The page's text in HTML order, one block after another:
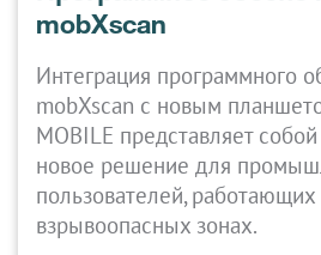
mobXscan
Интеграция программного
mobXscan с новым
MOBILE представляет
новое решение для
пользователей, работающих
взрывоопасных зонах.